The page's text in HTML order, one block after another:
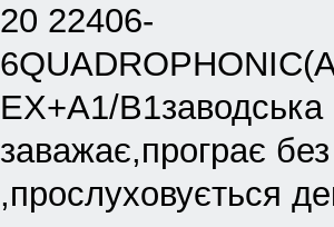
20 22406-
EX+A1/B1заводська
заважає,програє
,прослуховується